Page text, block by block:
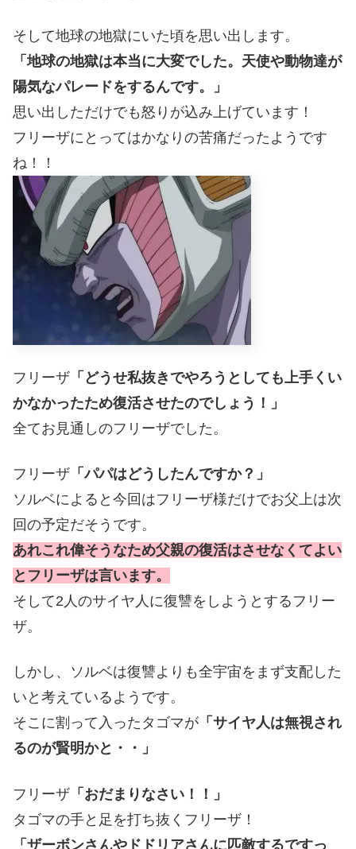
そして地球の地獄にいた頃を思い出します。
「地球の地獄は本当に大変でした。天使や動物達が
陽気なパレードをするんです。」
思い出しただけでも怒りが込み上げています！
フリーザにとってはかなりの苦痛だったようです
ね！！
フリーザ 「どうせ私抜きでやろうとしても上手くい
かなかったため復活させたのでしょう！」
全てお見通しのフリーザでした。
フリーザ 「パパはどうしたんですか？」
ソルベによると今回はフリーザ様だけでお父上は次
回の予定だそうです。
あれこれ偉そうなため父親の復活はさせなくてよい
とフリーザは言います。
そして2人のサイヤ人に復讐をしようとするフリー
ザ。
しかし、ソルベは復讐よりも全宇宙をまず支配した
いと考えているようです。
そこに割って入ったタゴマが 「サイヤ人は無視され
るのが賢明かと・・」
フリーザ 「おだまりなさい！！」
タゴマの手と足を打ち抜くフリーザ！
「ザーボンさんやドドリアさんに匹敵するですっ